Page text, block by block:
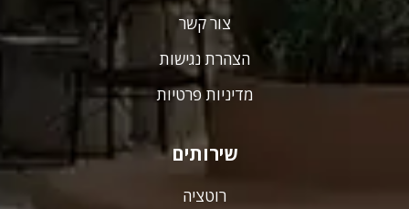
צור קשר
הצהרת נגישות
מדיניות פרטיות
שירותים
רוטציה